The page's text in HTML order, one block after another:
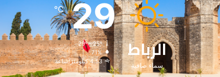
الرباط
سماء صافية
29
℃
29º - 25º
71%
4.53 كيلومتر/ساعة